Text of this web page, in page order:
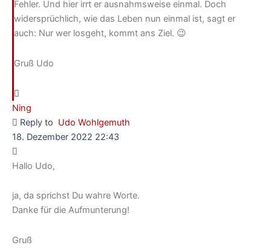
Fehler. Und hier irrt er ausnahmsweise einmal. Doch
widersprüchlich, wie das Leben nun einmal ist, sagt er
auch: Nur wer losgeht, kommt ans Ziel. 😉
Gruß Udo
Ning
Reply to Udo Wohlgemuth
18. Dezember 2022 22:43
Hallo Udo,
ja, da sprichst Du wahre Worte.
Danke für die Aufmunterung!
Gruß